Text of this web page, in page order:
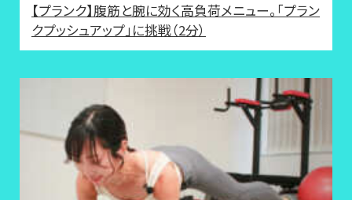
【プランク】腹筋と腕に効く高負荷メニュー。「プラン
クプッシュアップ」に挑戦（2分）